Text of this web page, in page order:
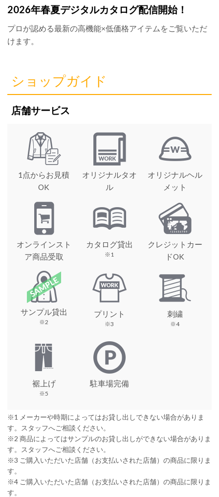
2026年春夏デジタルカタログ配信開始！
プロが認める最新の高機能×低価格アイテムをご覧いただ
けます。
ショップガイド
店舗サービス
1点からお見積
OK
オリジナルタオ
ル
オリジナルヘル
メット
オンラインスト
ア商品受取
カタログ貸出
※1
クレジットカー
ドOK
サンプル貸出
※2
プリント
※3
刺繍
※4
裾上げ
※5
駐車場完備
※1 メーカーや時期によってはお貸し出しできない場合がありま
す。スタッフへご相談ください。
※2 商品によってはサンプルのお貸し出しができない場合がありま
す。スタッフへご相談ください。
※3 ご購入いただいた店舗（お支払いされた店舗）の商品に限りま
す。
※4 ご購入いただいた店舗（お支払いされた店舗）の商品に限りま
す。